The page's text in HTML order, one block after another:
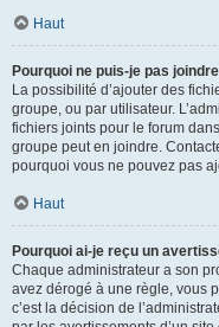
Haut
Pourquoi ne puis-je pas
La possibilité d’ajouter des
groupe, ou par utilisateur.
fichiers joints pour le forum
groupe peut en joindre.
pourquoi vous ne pouvez pas
Haut
Pourquoi ai-je reçu un
Chaque administrateur a son
avez dérogé à une règle, vous
c’est la décision de